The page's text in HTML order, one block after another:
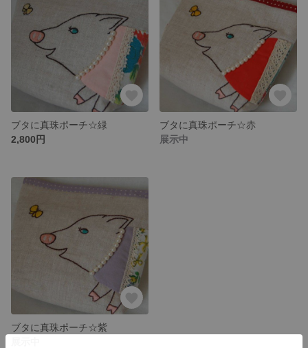
ブタに真珠ポーチ☆緑
2,800円
ブタに真珠ポーチ☆赤
展示中
ブタに真珠ポーチ☆紫